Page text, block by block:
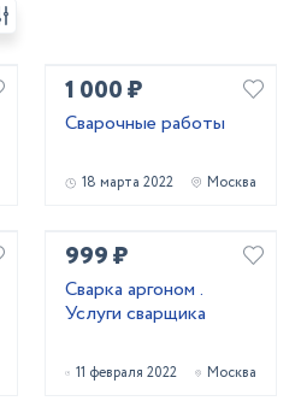
1 000 ₽
Сварочные работы
18 марта 2022 Москва
999 ₽
Сварка аргоном .
Услуги сварщика
11 февраля 2022 Москва